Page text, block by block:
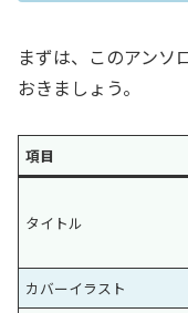
まずは、このアンソ
おきましょう。
項目
タイトル
カバーイラスト